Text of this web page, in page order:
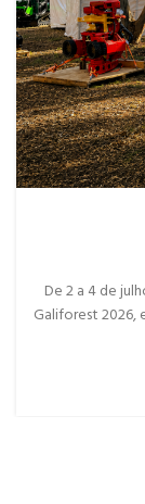
De 2 a 4 de
Galiforest 2026,